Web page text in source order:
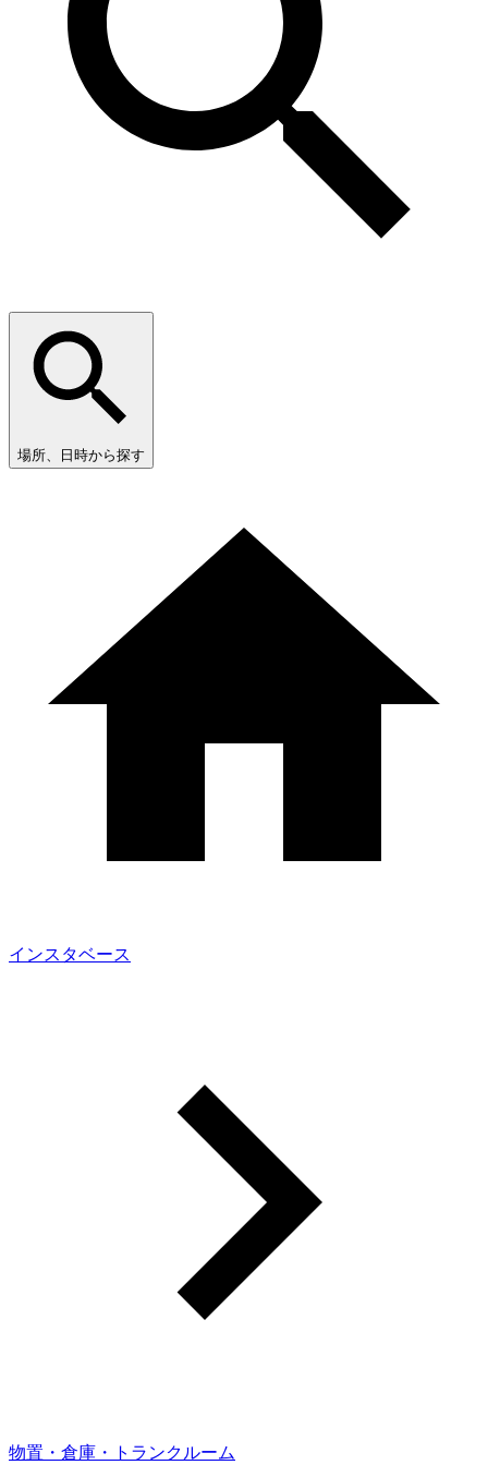
場所、日時から探す
インスタベース
物置・倉庫・トランクルーム